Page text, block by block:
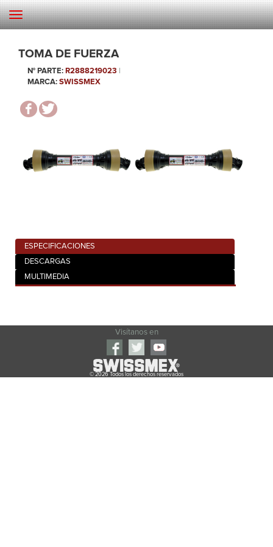
TOMA DE FUERZA
N° PARTE: R2888219023
MARCA: SWISSMEX
ESPECIFICACIONES
DESCARGAS
MULTIMEDIA
Visítanos en
© 2026 Todos los derechos reservados